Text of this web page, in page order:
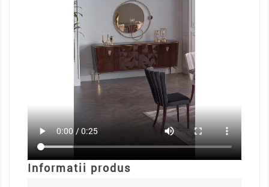
Informatii produs